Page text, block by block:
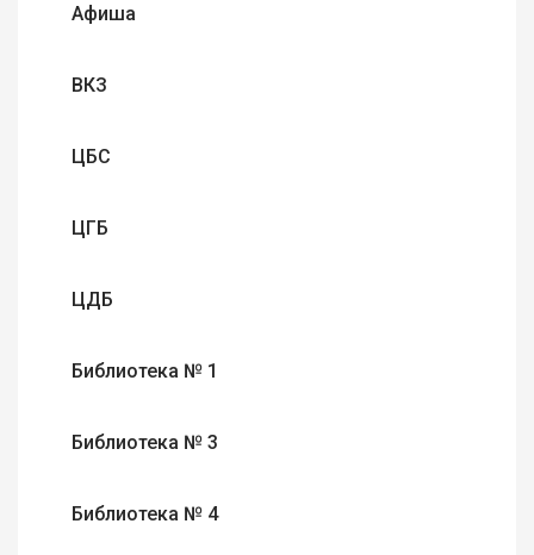
Афиша
ВКЗ
ЦБС
ЦГБ
ЦДБ
Библиотека № 1
Библиотека № 3
Библиотека № 4